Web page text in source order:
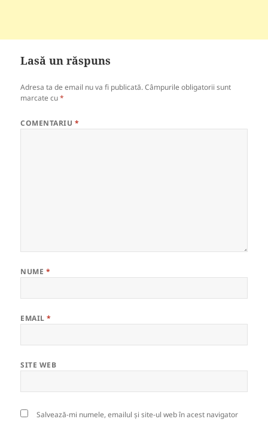
Lasă un răspuns
Adresa ta de email nu va fi publicată. Câmpurile obligatorii sunt
marcate cu*
COMENTARIU *
NUME *
EMAIL*
SITE WEB
Salvează-mi numele, emailul și site-ul web în acest navigator